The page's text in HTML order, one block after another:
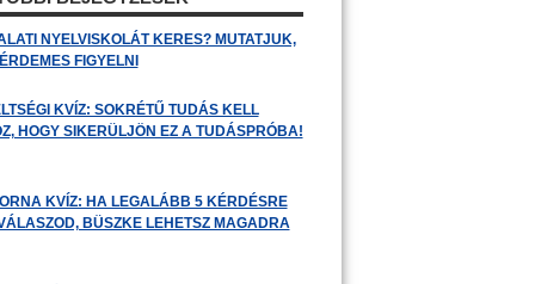
NYELVISKOLÁT KERES? MUTATJUK,
FIGYELNI
KVÍZ: SOKRÉTŰ TUDÁS KELL
HOGY SIKERÜLJÖN EZ A TUDÁSPRÓBA!
KVÍZ: HA LEGALÁBB 5 KÉRDÉSRE
BÜSZKE LEHETSZ MAGADRA